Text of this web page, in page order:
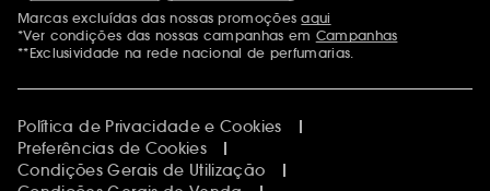
Black Friday
Cyber Monday
Blue Monday
Menções adicionais
Marcas excluídas das nossas promoçõesaqui
*Ver condições das nossas campanhas em Campanhas
**Exclusividade na rede nacional de perfumarias.
Política de Privacidade e Cookies
Preferências de Cookies
Condições Gerais de Utilização